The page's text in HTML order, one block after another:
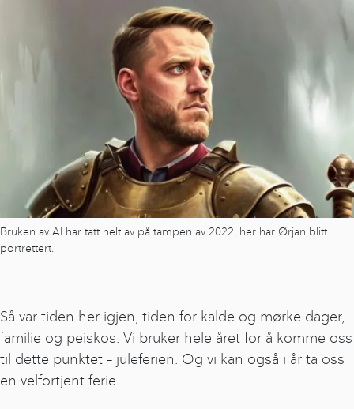
Bruken av AI har tatt helt av på tampen av 2022, her har Ørjan blitt
portrettert.
Så var tiden her igjen, tiden for kalde og mørke dager,
familie og peiskos. Vi bruker hele året for å komme oss
til dette punktet – juleferien. Og vi kan også i år ta oss
en velfortjent ferie.